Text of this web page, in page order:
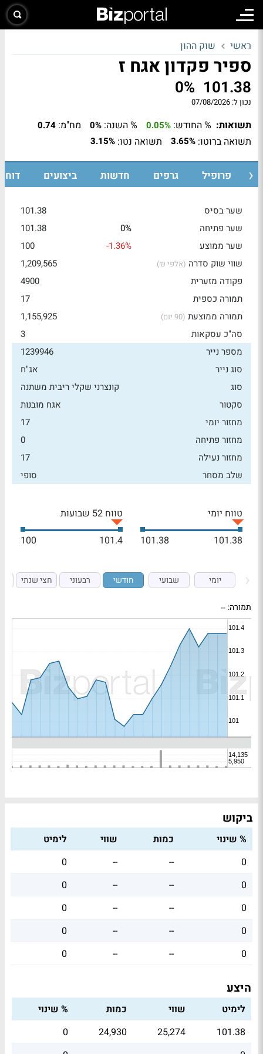
ראשי שוק ההון
ספיר פקדון אגח ז
101.38
0%
נכון ל: 07/08/2026
תשואות: % החודש: 0.05% % השנה: 0% מח"מ: 0.74
תשואה ברוטו: 3.65% תשואה נטו: 3.15%
פרופיל גרפים חדשות ביצועים
שער בסיס
101.38
שער פתיחה
0%
101.38
שער ממוצע
-1.36%
100
שווי שוק סדרה (אלפי ₪)
1,209,565
פקודה מזערית
4900
תמורה כספית
17
תמורה ממוצעת (90 יום)
1,155,925
סה"כ עסקאות
3
מספר נייר
1239946
סוג נייר
אג"ח
סוג
קונצרני שקלי ריבית משתנה
סקטור
אגח מובנות
מחזור יומי
17
מחזור פתיחה
0
מחזור נעילה
17
שלב מסחר
סופי
טווח יומי
101.38
101.38
טווח 52 שבועות
101.4
100
יומי שבועי חודשי רבעוני חצי שנתי
תמורה: --
ביקוש
% שינוי כמות שווי
לימיט
0
--
--
0
0
--
--
0
0
--
--
0
0
--
--
0
0
--
--
0
היצע
לימיט שווי כמות
% שינוי
101.38
25,274
24,930
0